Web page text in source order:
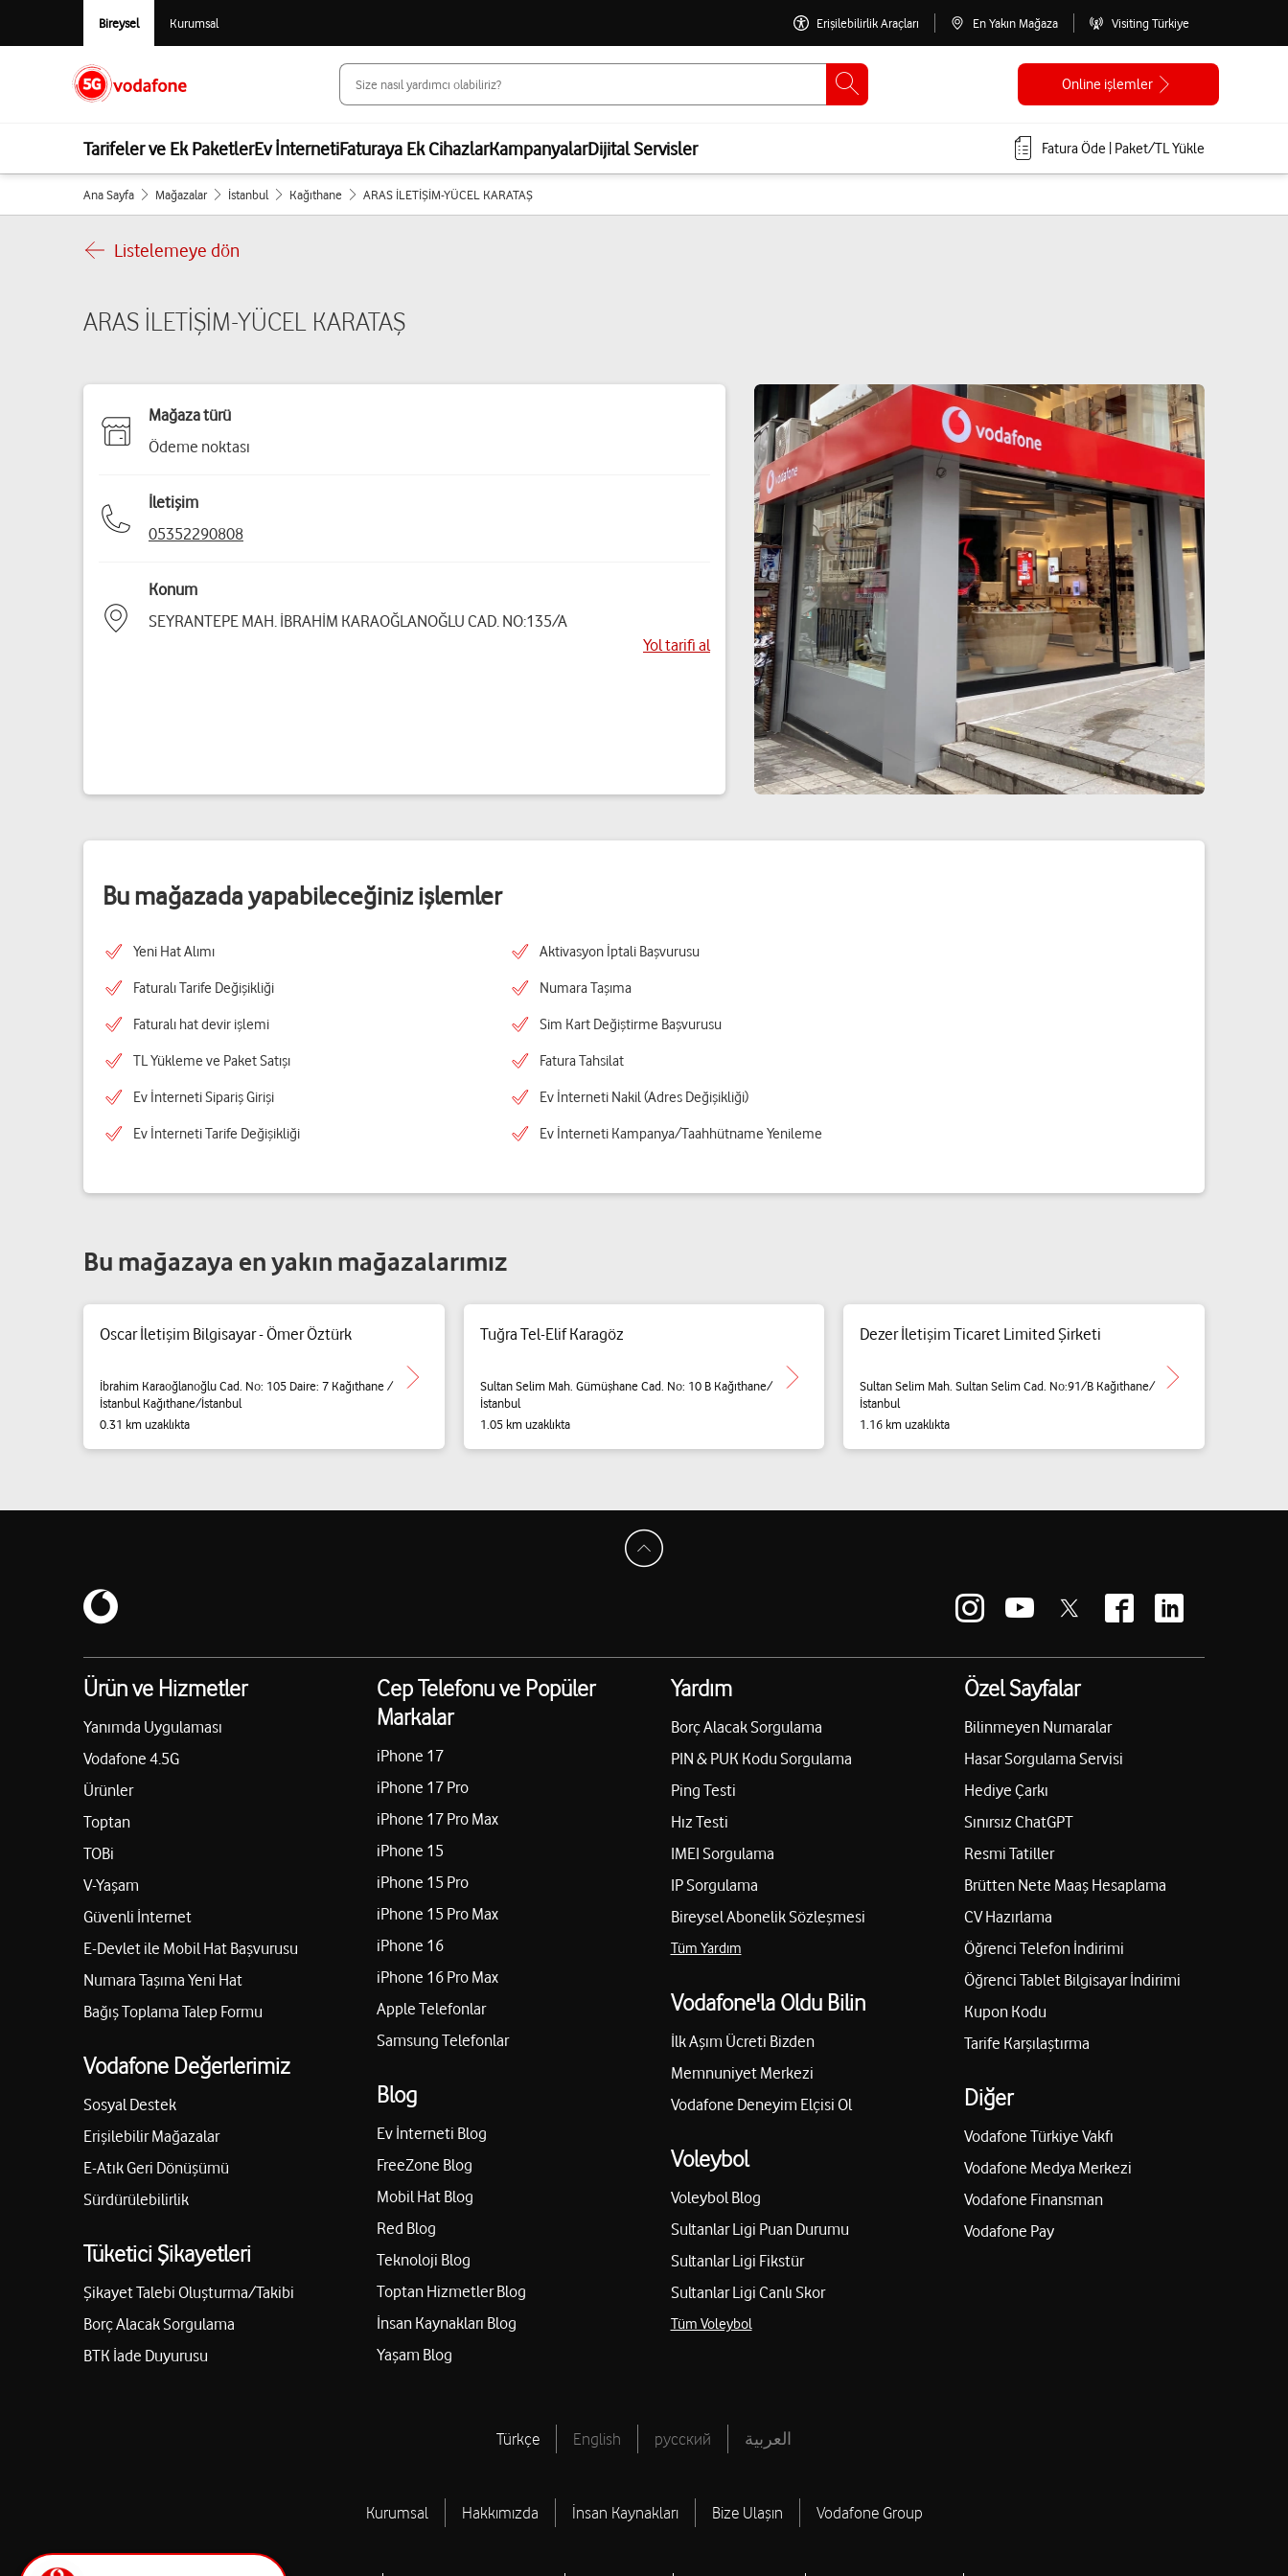
Bireysel Kurumsal Erişilebilirlik Araçları En Yakın Mağaza Visiting Türkiye
Online işlemler
Tarifeler ve Ek PaketlerEv İnternetiFaturaya Ek CihazlarKampanyalarDijital Servisler Fatura Öde | Paket/TL Yükle
Ana Sayfa Mağazalar İstanbul Kağıthane ARAS İLETİŞİM-YÜCEL KARATAŞ
Listelemeye dön
ARAS İLETİŞİM-YÜCEL KARATAŞ
Mağaza türü
Ödeme noktası
İletişim
05352290808
Konum
SEYRANTEPE MAH. İBRAHİM KARAOĞLANOĞLU CAD. NO:135/A
Yol tarifi al
Bu mağazada yapabileceğiniz işlemler
Yeni Hat Alımı Aktivasyon İptali Başvurusu
Faturalı Tarife Değişikliği Numara Taşıma
Faturalı hat devir işlemi Sim Kart Değiştirme Başvurusu
TL Yükleme ve Paket Satışı Fatura Tahsilat
Ev İnterneti Sipariş Girişi Ev İnterneti Nakil (Adres Değişikliği)
Ev İnterneti Tarife Değişikliği Ev İnterneti Kampanya/Taahhütname Yenileme
Bu mağazaya en yakın mağazalarımız
Oscar İletişim Bilgisayar - Ömer Öztürk
İbrahim Karaoğlanoğlu Cad. No: 105 Daire: 7 Kağıthane /
İstanbul Kağıthane/İstanbul
0.31 km uzaklıkta
Tuğra Tel-Elif Karagöz
Sultan Selim Mah. Gümüşhane Cad. No: 10 B Kağıthane/
İstanbul
1.05 km uzaklıkta
Dezer İletişim Ticaret Limited Şirketi
Sultan Selim Mah. Sultan Selim Cad. No:91/B Kağıthane/
İstanbul
1.16 km uzaklıkta
Ürün ve Hizmetler
Yanımda Uygulaması
Vodafone 4.5G
Ürünler
Toptan
TOBi
V-Yaşam
Güvenli İnternet
E-Devlet ile Mobil Hat Başvurusu
Numara Taşıma Yeni Hat
Bağış Toplama Talep Formu
Vodafone Değerlerimiz
Sosyal Destek
Erişilebilir Mağazalar
E-Atık Geri Dönüşümü
Sürdürülebilirlik
Tüketici Şikayetleri
Şikayet Talebi Oluşturma/Takibi
Borç Alacak Sorgulama
BTK İade Duyurusu
Cep Telefonu ve Popüler
Markalar
iPhone 17
iPhone 17 Pro
iPhone 17 Pro Max
iPhone 15
iPhone 15 Pro
iPhone 15 Pro Max
iPhone 16
iPhone 16 Pro Max
Apple Telefonlar
Samsung Telefonlar
Blog
Ev İnterneti Blog
FreeZone Blog
Mobil Hat Blog
Red Blog
Teknoloji Blog
Toptan Hizmetler Blog
İnsan Kaynakları Blog
Yaşam Blog
Yardım
Borç Alacak Sorgulama
PIN & PUK Kodu Sorgulama
Ping Testi
Hız Testi
IMEI Sorgulama
IP Sorgulama
Bireysel Abonelik Sözleşmesi
Tüm Yardım
Vodafone'la Oldu Bilin
İlk Aşım Ücreti Bizden
Memnuniyet Merkezi
Vodafone Deneyim Elçisi Ol
Voleybol
Voleybol Blog
Sultanlar Ligi Puan Durumu
Sultanlar Ligi Fikstür
Sultanlar Ligi Canlı Skor
Tüm Voleybol
Özel Sayfalar
Bilinmeyen Numaralar
Hasar Sorgulama Servisi
Hediye Çarkı
Sınırsız ChatGPT
Resmi Tatiller
Brütten Nete Maaş Hesaplama
CV Hazırlama
Öğrenci Telefon İndirimi
Öğrenci Tablet Bilgisayar İndirimi
Kupon Kodu
Tarife Karşılaştırma
Diğer
Vodafone Türkiye Vakfı
Vodafone Medya Merkezi
Vodafone Finansman
Vodafone Pay
Türkçe English русский العربية
Kurumsal Hakkımızda İnsan Kaynakları Bize Ulaşın Vodafone Group